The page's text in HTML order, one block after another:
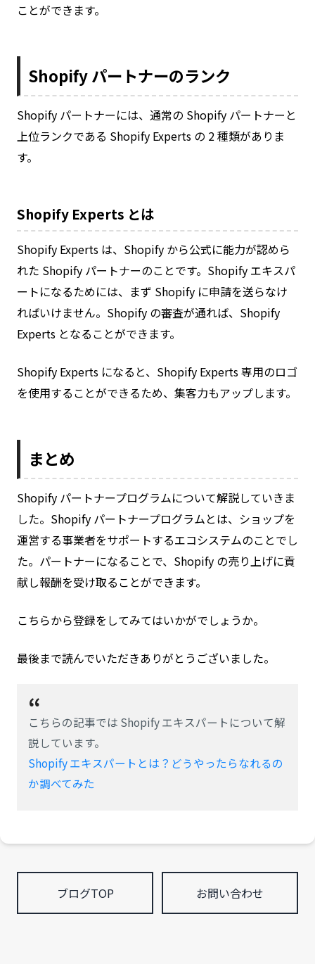
ことができます。
Shopify パートナーのランク
Shopify パートナーには、通常の Shopify パートナーと
上位ランクである Shopify Experts の 2 種類がありま
す。
Shopify Experts とは
Shopify Experts は、Shopify から公式に能力が認めら
れた Shopify パートナーのことです。Shopify エキスパ
ートになるためには、まず Shopify に申請を送らなけ
ればいけません。Shopify の審査が通れば、Shopify
Experts となることができます。
Shopify Experts になると、Shopify Experts 専用のロゴ
を使用することができるため、集客力もアップします。
まとめ
Shopify パートナープログラムについて解説していきま
した。Shopify パートナープログラムとは、ショップを
運営する事業者をサポートするエコシステムのことでし
た。パートナーになることで、Shopify の売り上げに貢
献し報酬を受け取ることができます。
こちらから登録をしてみてはいかがでしょうか。
最後まで読んでいただきありがとうございました。
こちらの記事では Shopify エキスパートについて解
説しています。
Shopify エキスパートとは？どうやったらなれるの
か調べてみた
ブログTOP お問い合わせ